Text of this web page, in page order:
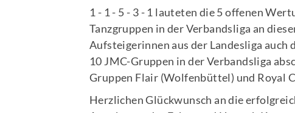
1 - 1 - 5 - 3 - 1 lauteten die 5 offenen
Tanzgruppen in der Verbandsliga an
Aufsteigerinnen aus der Landesliga auch
10 JMC-Gruppen in der Verbandsliga
Gruppen Flair (Wolfenbüttel) und Royal
Herzlichen Glückwunsch an die